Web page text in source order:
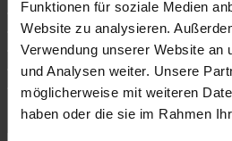
Funktionen für soziale Medien
Website zu analysieren.
Verwendung unserer Website an
und Analysen weiter. Unsere
möglicherweise mit weiteren
haben oder die sie im Rahmen